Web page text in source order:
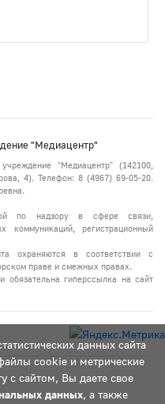
данных сайта
cookie и метрические
с сайтом, Вы даете свое
данных, а также
"Медиацентр"
"Медиацентр" (142100,
4). Телефон: 8 (4967) 69-05-20.
по надзору в сфере связи,
коммуникаций, регистрационный
охраняются в соответствии с
праве и смежных правах.
обязательна гиперссылка на сайт